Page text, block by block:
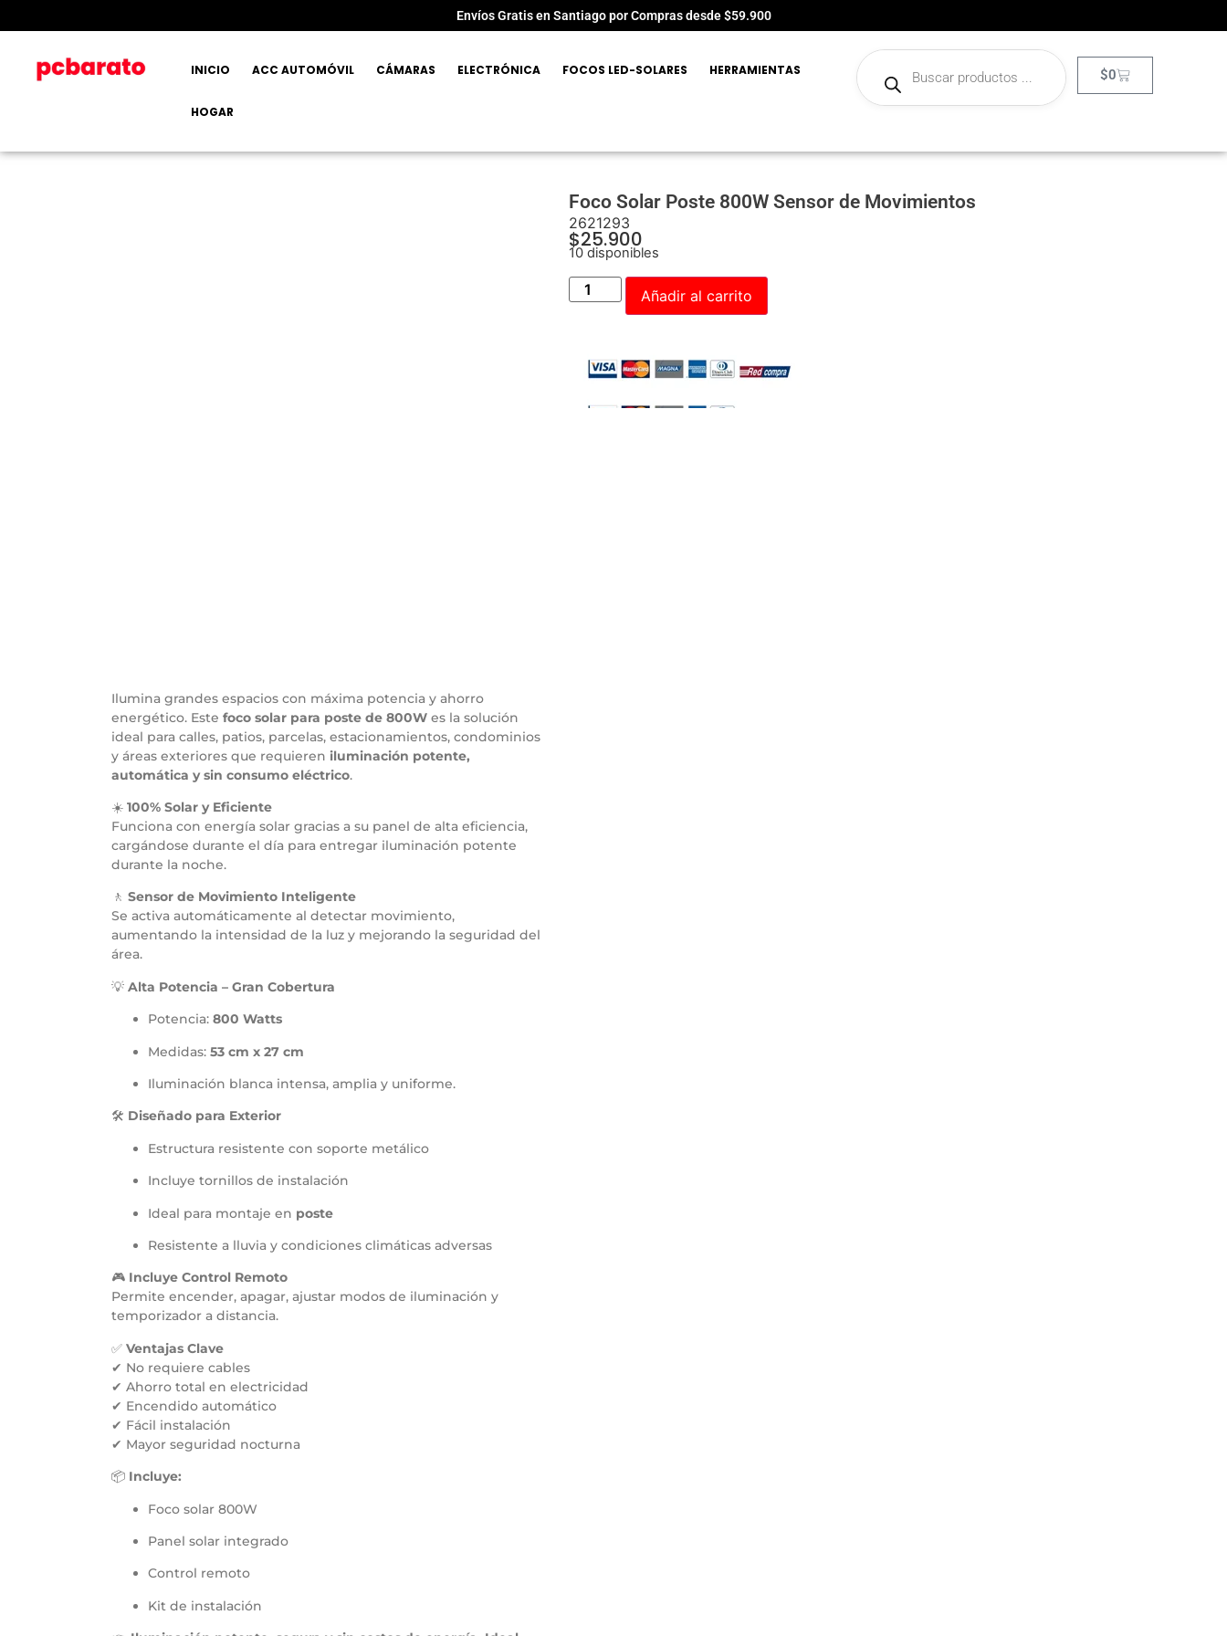
Envíos Gratis en Santiago por Compras desde $59.900
INICIO ACC AUTOMÓVIL CÁMARAS ELECTRÓNICA FOCOS LED-SOLARES HERRAMIENTAS
HOGAR
$0
Ilumina grandes espacios con máxima potencia y ahorro
energético. Este foco solar para poste de 800W es la solución
ideal para calles, patios, parcelas, estacionamientos, condominios
y áreas exteriores que requieren iluminación potente,
automática y sin consumo eléctrico.
☀️ 100% Solar y Eficiente
Funciona con energía solar gracias a su panel de alta eficiencia,
cargándose durante el día para entregar iluminación potente
durante la noche.
🚶 Sensor de Movimiento Inteligente
Se activa automáticamente al detectar movimiento,
aumentando la intensidad de la luz y mejorando la seguridad del
área.
💡 Alta Potencia – Gran Cobertura
Potencia: 800 Watts
Medidas: 53 cm x 27 cm
Iluminación blanca intensa, amplia y uniforme.
🛠️ Diseñado para Exterior
Estructura resistente con soporte metálico
Incluye tornillos de instalación
Ideal para montaje en poste
Resistente a lluvia y condiciones climáticas adversas
🎮 Incluye Control Remoto
Permite encender, apagar, ajustar modos de iluminación y
temporizador a distancia.
✅ Ventajas Clave
✔ No requiere cables
✔ Ahorro total en electricidad
✔ Encendido automático
✔ Fácil instalación
✔ Mayor seguridad nocturna
📦 Incluye:
Foco solar 800W
Panel solar integrado
Control remoto
Kit de instalación
Foco Solar Poste 800W Sensor de Movimientos
2621293
$25.900
10 disponibles
Añadir al carrito